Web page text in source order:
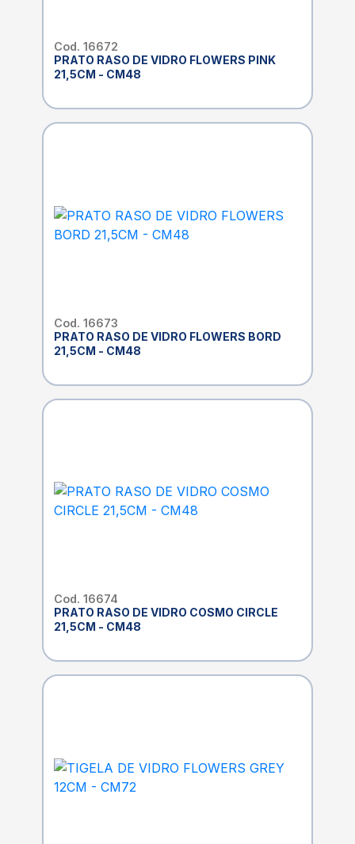
Cod. 16672
PRATO RASO DE VIDRO FLOWERS PINK
21,5CM - CM48
Cod. 16673
PRATO RASO DE VIDRO FLOWERS BORD
21,5CM - CM48
Cod. 16674
PRATO RASO DE VIDRO COSMO CIRCLE
21,5CM - CM48